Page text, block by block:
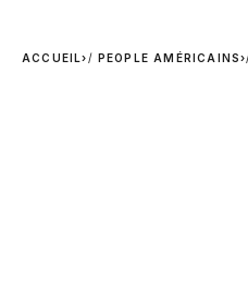
ACCUEIL› PEOPLE AMÉRICAINS›